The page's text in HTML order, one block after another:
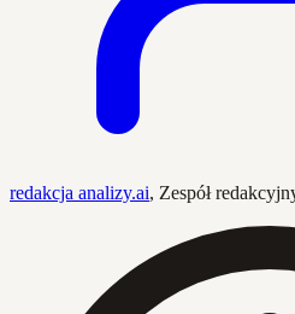
redakcja analizy.ai, Zespół